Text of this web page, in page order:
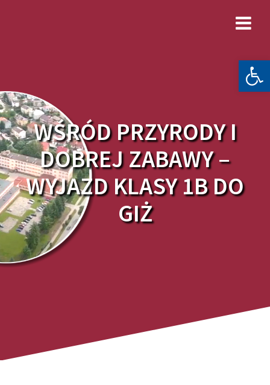
WŚRÓD PRZYRODY I
DOBREJ ZABAWY –
WYJAZD KLASY 1B DO
GIŻ